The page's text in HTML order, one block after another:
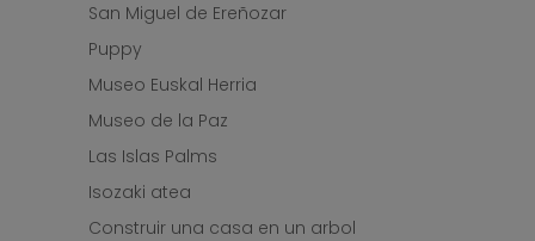
San Miguel de Ereñozar
Puppy
Museo Euskal Herria
Museo de la Paz
Las Islas Palms
Isozaki atea
Construir una casa en un arbol